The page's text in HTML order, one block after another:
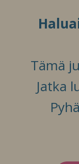
Tämä
Jatka